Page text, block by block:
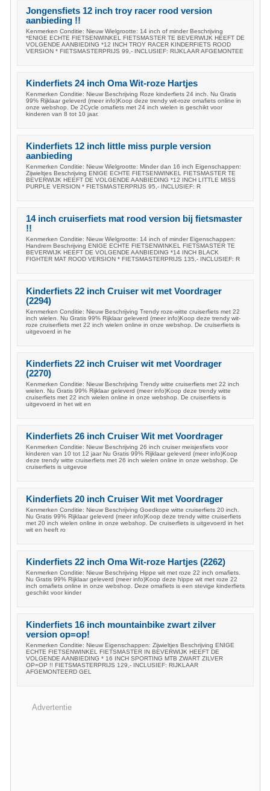
Jongensfiets 12 inch troy racer rood version
aanbieding !!
Kenmerken Conditie: Nieuw Wielgrootte: 14 inch of minder Beschrijving
*ENIGE ECHTE FIETSENWINKEL FIETSMASTER TE BEVERWIJK HEEFT DE
VOLGENDE AANBIEDING *12 INCH TROY RACER KINDERFIETS ROOD
VERSION * FIETSMASTERPRIJS 99,- INCLUSIEF: RIJKLAAR AFGEMONTEE
Kinderfiets 24 inch Oma Wit-roze Hartjes
Kenmerken Conditie: Nieuw Beschrijving Roze kinderfiets 24 inch. Nu Gratis
99% Rijklaar geleverd (meer info)Koop deze trendy wit-roze omafiets online in
onze webshop. De 2Cycle omafiets met 24 inch wielen is geschikt voor
kinderen van 8 tot 10 jaar.
Kinderfiets 12 inch little miss purple version
aanbieding
Kenmerken Conditie: Nieuw Wielgrootte: Minder dan 16 inch Eigenschappen:
Zijwieltjes Beschrijving ENIGE ECHTE FIETSENWINKEL FIETSMASTER TE
BEVERWIJK HEEFT DE VOLGENDE AANBIEDING *12 INCH LITTLE MISS
PURPLE VERSION * FIETSMASTERPRIJS 95,- INCLUSIEF: R
14 inch cruiserfiets mat rood version bij fietsmaster
!!
Kenmerken Conditie: Nieuw Wielgrootte: 14 inch of minder Eigenschappen:
Handrem Beschrijving ENIGE ECHTE FIETSENWINKEL FIETSMASTER TE
BEVERWIJK HEEFT DE VOLGENDE AANBIEDING *14 INCH BLACK
FIGHTER MAT ROOD VERSION * FIETSMASTERPRIJS 135,- INCLUSIEF: R
Kinderfiets 22 inch Cruiser wit met Voordrager
(2294)
Kenmerken Conditie: Nieuw Beschrijving Trendy roze-witte cruiserfiets met 22
inch wielen. Nu Gratis 99% Rijklaar geleverd (meer info)Koop deze trendy wit-
roze cruiserfiets met 22 inch wielen online in onze webshop. De cruiserfiets is
uitgevoerd in he
Kinderfiets 22 inch Cruiser wit met Voordrager
(2270)
Kenmerken Conditie: Nieuw Beschrijving Trendy witte cruiserfiets met 22 inch
wielen. Nu Gratis 99% Rijklaar geleverd (meer info)Koop deze trendy witte
cruiserfiets met 22 inch wielen online in onze webshop. De cruiserfiets is
uitgevoerd in het wit en
Kinderfiets 26 inch Cruiser Wit met Voordrager
Kenmerken Conditie: Nieuw Beschrijving 26 inch cruiser meisjesfiets voor
kinderen van 10 tot 12 jaar Nu Gratis 99% Rijklaar geleverd (meer info)Koop
deze trendy witte cruiserfiets met 26 inch wielen online in onze webshop. De
cruiserfiets is uitgevoe
Kinderfiets 20 inch Cruiser Wit met Voordrager
Kenmerken Conditie: Nieuw Beschrijving Goedkope witte cruiserfiets 20 inch.
Nu Gratis 99% Rijklaar geleverd (meer info)Koop deze trendy witte cruiserfiets
met 20 inch wielen online in onze webshop. De cruiserfiets is uitgevoerd in het
wit en heeft ro
Kinderfiets 22 inch Oma Wit-roze Hartjes (2262)
Kenmerken Conditie: Nieuw Beschrijving Hippe wit met roze 22 inch omafiets.
Nu Gratis 99% Rijklaar geleverd (meer info)Koop deze hippe wit met roze 22
inch omafiets online in onze webshop. Deze omafiets is een stevige kinderfiets
geschikt voor kinder
Kinderfiets 16 inch mountainbike zwart zilver
version op=op!
Kenmerken Conditie: Nieuw Eigenschappen: Zijwieltjes Beschrijving ENIGE
ECHTE FIETSENWINKEL FIETSMASTER IN BEVERWIJK HEEFT DE
VOLGENDE AANBIEDING * 16 INCH SPORTING MTB ZWART ZILVER
OP=OP !! FIETSMASTERPRIJS 129,- INCLUSIEF: RIJKLAAR
AFGEMONTEERD GEL
Advertentie